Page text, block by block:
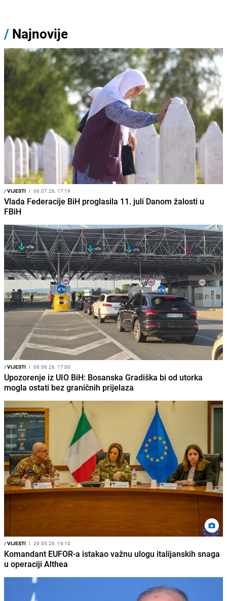
/ Najnovije
/VIJESTI I 06.07.26. 17:19
Vlada Federacije BiH proglasila 11. juli Danom žalosti u
FBiH
/VIJESTI I 06.06.26. 17:00
Upozorenje iz UIO BiH: Bosanska Gradiška bi od utorka
mogla ostati bez graničnih prijelaza
/VIJESTI I 29.05.26. 16:10
Komandant EUFOR-a istakao važnu ulogu italijanskih snaga
u operaciji Althea